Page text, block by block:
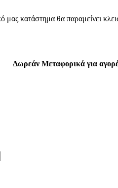
κατάστημα θα παραμείνει
Δωρεάν Μεταφορικά για